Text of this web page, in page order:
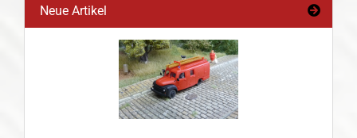
Neue Artikel